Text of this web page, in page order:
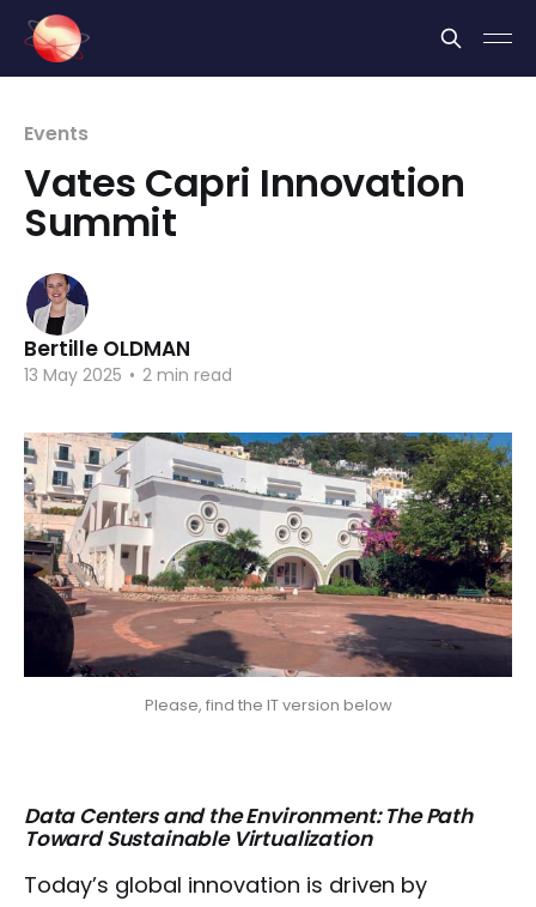
Events
Vates Capri Innovation
Summit
Bertille OLDMAN
13 May 2025 • 2 min read
Please, find the IT version below
Data Centers and the Environment: The Path
Toward Sustainable Virtualization
Today’s global innovation is driven by
Cookies management panel